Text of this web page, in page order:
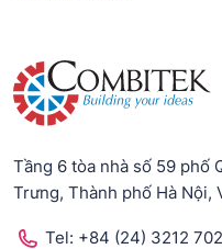
Tầng 6 tòa nhà số 59 phố
Trưng, Thành phố Hà Nội,
Tel: +84 (24) 3212